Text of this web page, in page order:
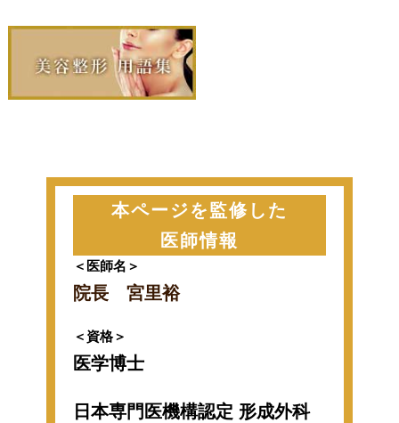
本ページを監修した
医師情報
＜医師名＞
院長 宮里裕
＜資格＞
医学博士
日本専門医機構認定 形成外科